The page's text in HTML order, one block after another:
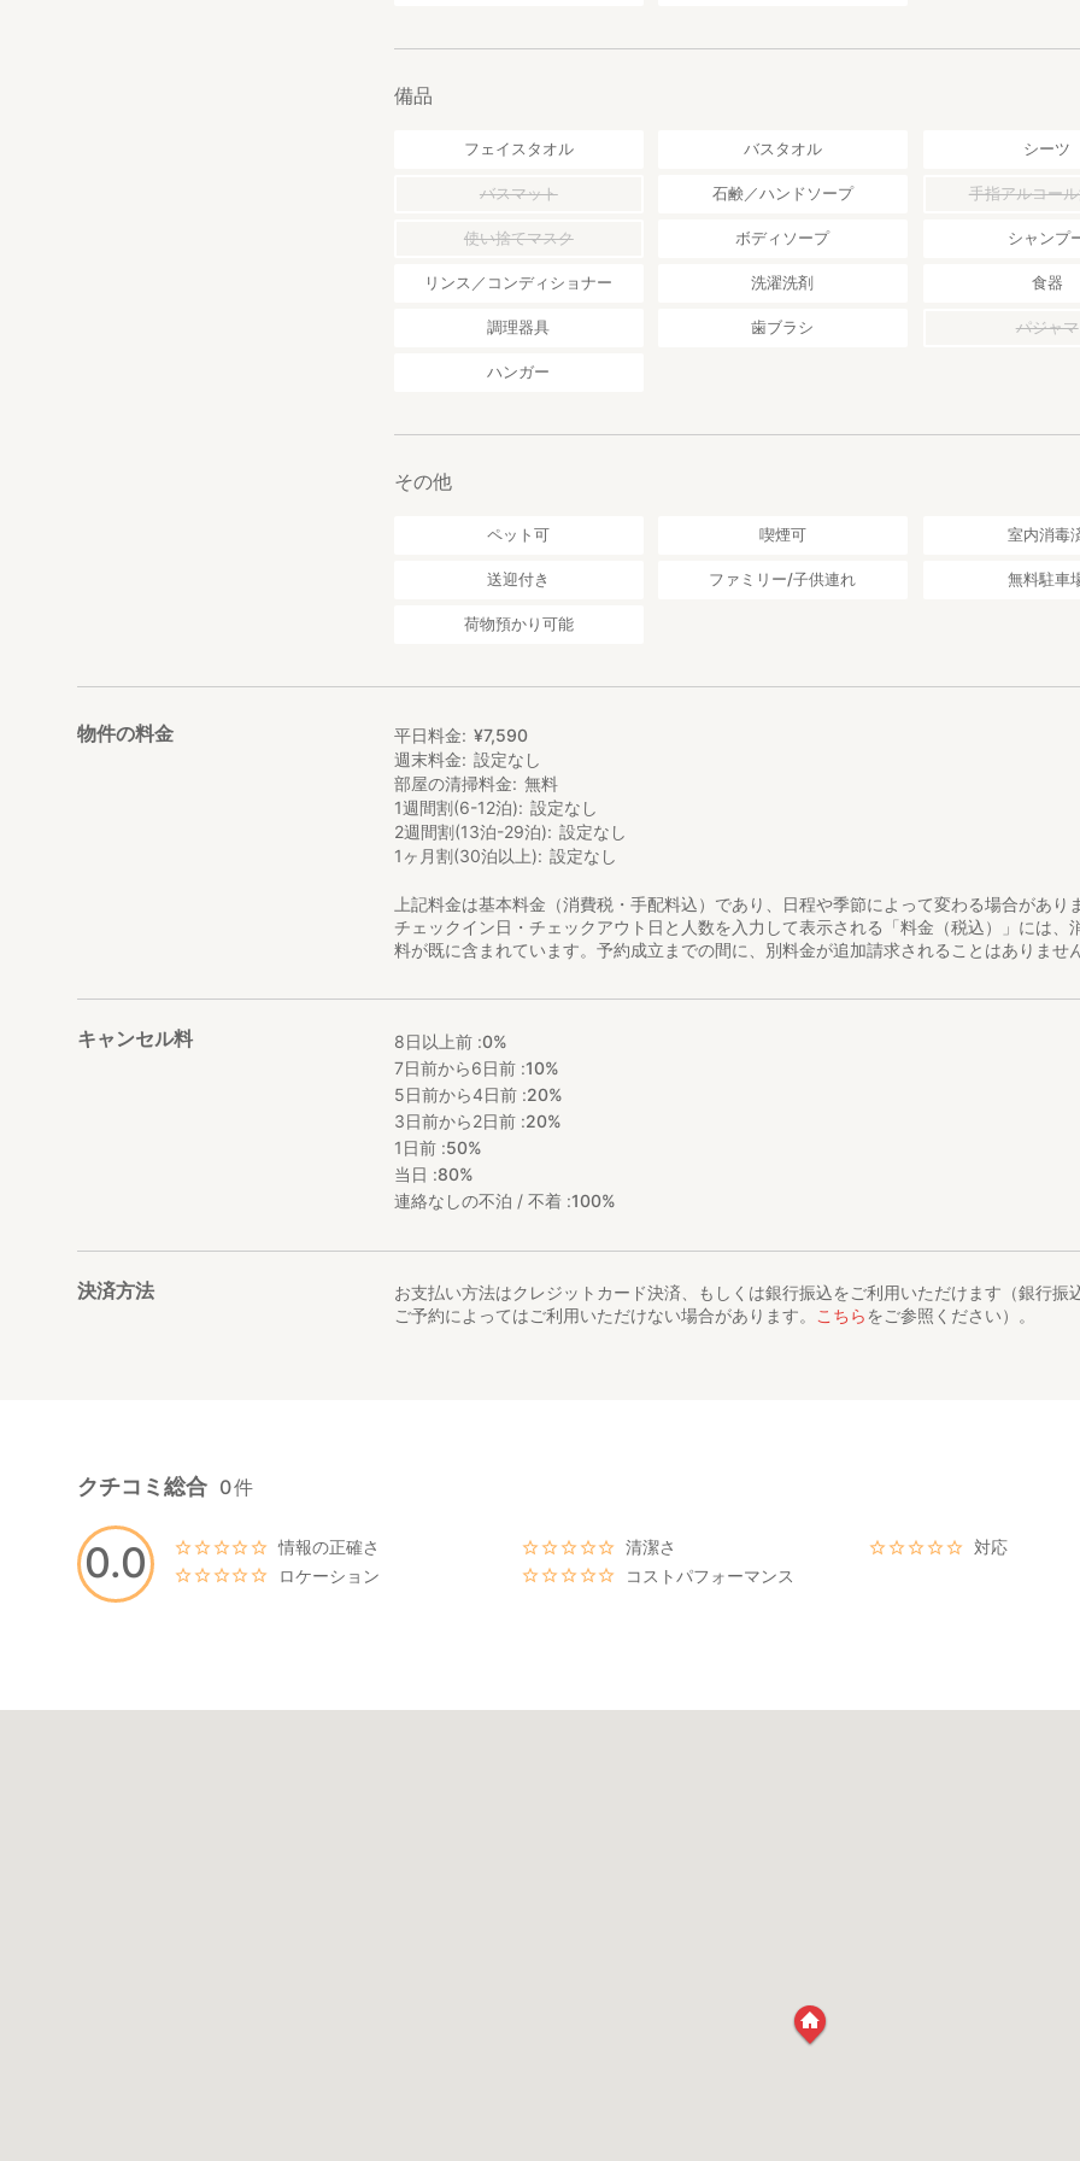
備品
フェイスタオル バスタオル シーツ
バスマット 石鹸／ハンドソープ 手指アルコー
使い捨てマスク ボディソープ シャンプ
リンス／コンディショナー 洗濯洗剤 食器
調理器具 歯ブラシ パジャマ
ハンガー
その他
ペット可 喫煙可 室内消毒
送迎付き ファミリー/子供連れ 無料駐車
荷物預かり可能
物件の料金 平日料金 ¥7,590
週末料金
設定なし
部屋の清掃料金
無料
1週間割(6-12泊)
設定なし
2週間割(13泊-29泊)
設定なし
1ヶ月割(30泊以上)
設定なし
上記料金は基本料金（消費税・手配料込）であり、日程や季節によって変わる場合があり
チェックイン日・チェックアウト日と人数を入力して表示される「料金（税込）」には、
料が既に含まれています。予約成立までの間に、別料金が追加請求されることはありません
キャンセル料 8日以上前 :0%
7日前から6日前 :10%
5日前から4日前 :20%
3日前から2日前 :20%
1日前 :50%
当日 :80%
連絡なしの不泊 / 不着 :100%
決済方法
お支払い方法はクレジットカード決済、もしくは銀行振込をご利用いただけます（銀行振
ご予約によってはご利用いただけない場合があります。 こちらをご参照ください）。
0.0
クチコミ総合 0件
情報の正確さ 清潔さ
対応
ロケーション
コストパフォーマンス